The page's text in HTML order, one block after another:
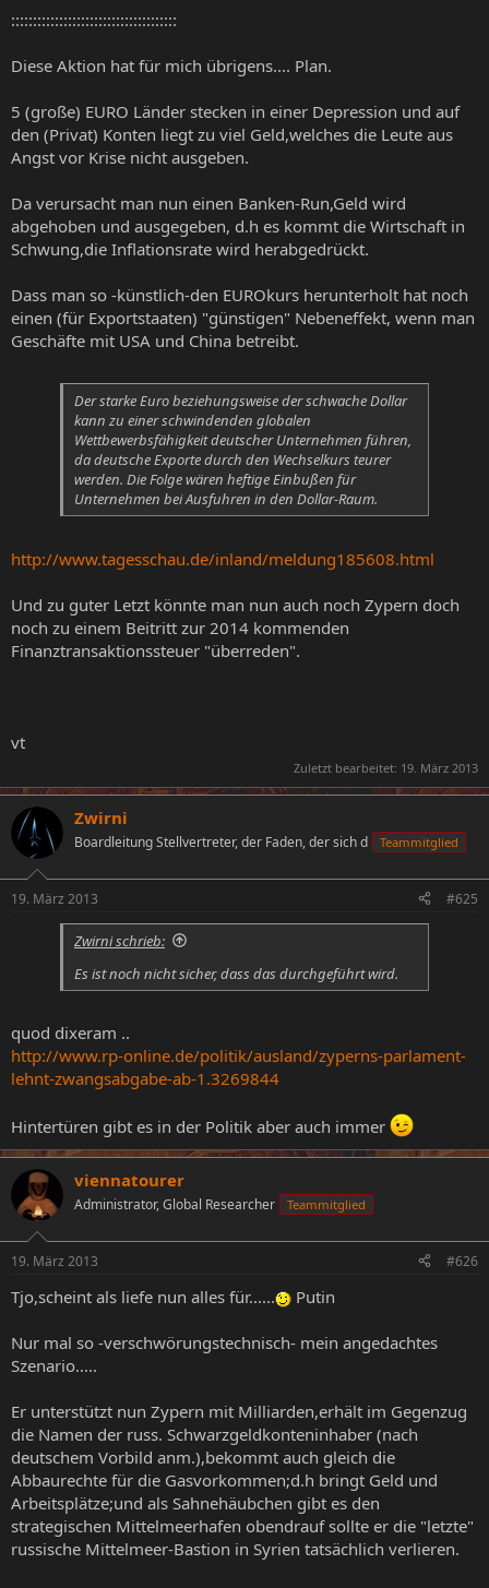
::::::::::::::::::::::::::::::::::::::
Diese Aktion hat für mich übrigens.... Plan.
5 (große) EURO Länder stecken in einer Depression und auf
den (Privat) Konten liegt zu viel Geld,welches die Leute aus
Angst vor Krise nicht ausgeben.
Da verursacht man nun einen Banken-Run,Geld wird
abgehoben und ausgegeben, d.h es kommt die Wirtschaft in
Schwung,die Inflationsrate wird herabgedrückt.
Dass man so -künstlich-den EUROkurs herunterholt hat noch
einen (für Exportstaaten) "günstigen" Nebeneffekt, wenn man
Geschäfte mit USA und China betreibt.
Der starke Euro beziehungsweise der schwache Dollar
kann zu einer schwindenden globalen
Wettbewerbsfähigkeit deutscher Unternehmen führen,
da deutsche Exporte durch den Wechselkurs teurer
werden. Die Folge wären heftige Einbußen für
Unternehmen bei Ausfuhren in den Dollar-Raum.
http://www.tagesschau.de/inland/meldung185608.html
Und zu guter Letzt könnte man nun auch noch Zypern doch
noch zu einem Beitritt zur 2014 kommenden
Finanztransaktionssteuer "überreden".
vt
Zuletzt bearbeitet: 19. März 2013
Zwirni
Boardleitung Stellvertreter, der Faden, der sich d Teammitglied
19. März 2013 #625
Zwirni schrieb:
Es ist noch nicht sicher, dass das durchgeführt wird.
quod dixeram ..
http://www.rp-online.de/politik/ausland/zyperns-parlament-
lehnt-zwangsabgabe-ab-1.3269844
Hintertüren gibt es in der Politik aber auch immer
viennatourer
Administrator, Global Researcher Teammitglied
19. März 2013 #626
Tjo,scheint als liefe nun alles für...... Putin
Nur mal so -verschwörungstechnisch- mein angedachtes
Szenario.....
Er unterstützt nun Zypern mit Milliarden,erhält im Gegenzug
die Namen der russ. Schwarzgeldkonteninhaber (nach
deutschem Vorbild anm.),bekommt auch gleich die
Abbaurechte für die Gasvorkommen;d.h bringt Geld und
Arbeitsplätze;und als Sahnehäubchen gibt es den
strategischen Mittelmeerhafen obendrauf sollte er die "letzte"
russische Mittelmeer-Bastion in Syrien tatsächlich verlieren.